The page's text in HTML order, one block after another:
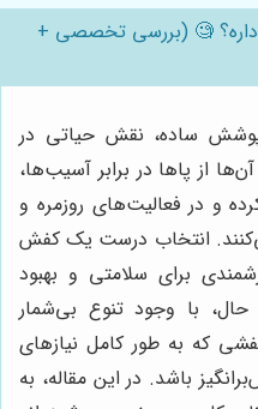
🧐 (بررسی تخصصی +
ساده، نقش حیاتی در
از پاها در برابر آسیب‌ها،
و در فعالیت‌های روزمره و
انتخاب درست یک کفش
برای سلامتی و بهبود
با وجود تنوع بی‌شمار
که به طور کامل نیازهای
باشد. در این مقاله، به